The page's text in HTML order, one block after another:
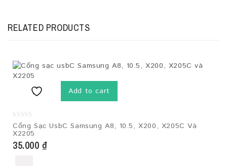
RELATED PRODUCTS
Add to cart
0
out
of
5
Cổng Sạc UsbC Samsung A8, 10.5, X200, X205C Và
X2205
35.000₫